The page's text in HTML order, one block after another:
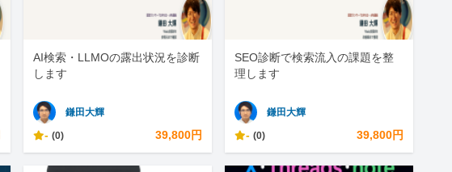
AI検索・LLMOの露出状況を診断
します
鎌田大輝
- (0) 39,800円
SEO診断で検索流入の課題を整
理します
鎌田大輝
- (0) 39,800円